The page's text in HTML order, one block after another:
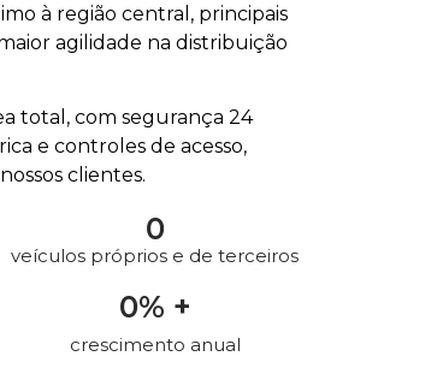
à região central, principais
agilidade na distribuição
total, com segurança 24
e controles de acesso,
clientes.
0
veículos próprios e de terceiros
0% +
crescimento anual